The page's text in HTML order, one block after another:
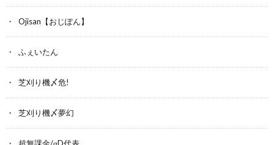
Ojisan【おじぽん】
ふぇいたん
芝刈り機〆危!
芝刈り機〆夢幻
超無課金/αD代表